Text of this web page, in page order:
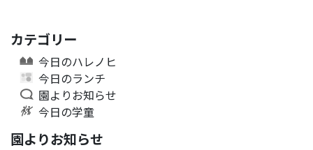
カテゴリー
今日のハレノヒ
今日のランチ
園よりお知らせ
今日の学童
園よりお知らせ